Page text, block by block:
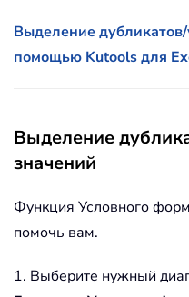
Выделение
помощью Kutools для
Выделение
значений
Функция Условного
помочь вам.
1. Выберите нужный